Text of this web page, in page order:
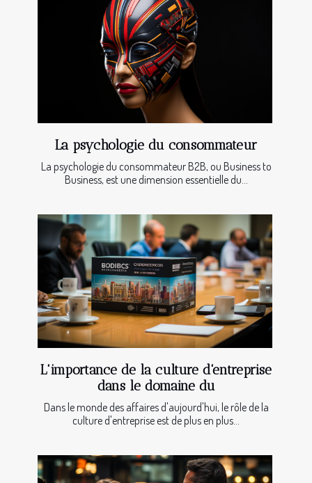
La psychologie du consommateur
La psychologie du consommateur B2B, ou Business to
Business, est une dimension essentielle du...
L'importance de la culture d'entreprise
dans le domaine du
Dans le monde des affaires d'aujourd'hui, le rôle de la
culture d'entreprise est de plus en plus...